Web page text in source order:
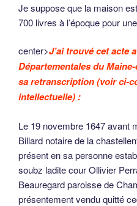
Je suppose que la maison
700 livres à l’époque pour
center>J’ai trouvé cet acte
Départementales du
sa retranscription (voir ci-
intellectuelle) :
Le 19 novembre 1647 avant
Billard notaire de la
présent en sa personne
soubz ladite cour Ollivier
Beauregard paroisse de
présentement vendu quitté